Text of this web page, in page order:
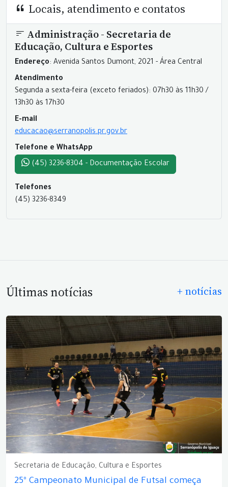
Locais, atendimento e contatos
Administração - Secretaria de
Educação, Cultura e Esportes
Endereço: Avenida Santos Dumont, 2021 - Área Central
Atendimento
Segunda a sexta-feira (exceto feriados): 07h30 às 11h30 /
13h30 às 17h30
E-mail
educacao@serranopolis.pr.gov.br
Telefone e WhatsApp
(45) 3236-8304 - Documentação Escolar
Telefones
(45) 3236-8349
Últimas notícias + notícias
Secretaria de Educação, Cultura e Esportes
25º Campeonato Municipal de Futsal começa